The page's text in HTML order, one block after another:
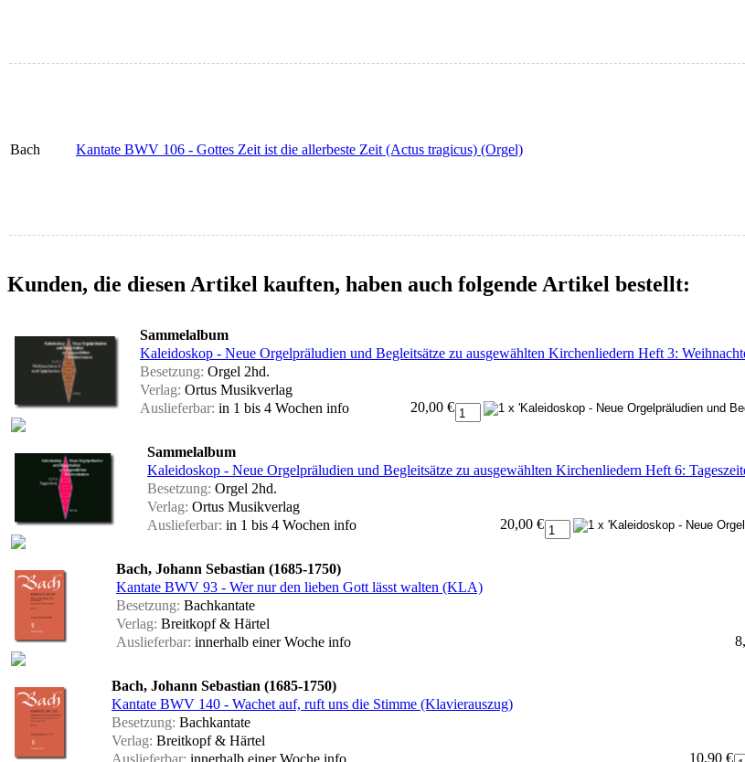
Bach Kantate BWV 106 - Gottes Zeit ist die allerbeste Zeit (Actus tragicus) (Orgel)
Kunden, die diesen Artikel kauften, haben auch folgende Artikel bestellt:
Sammelalbum
Kaleidoskop - Neue Orgelpräludien und Begleitsätze zu ausgewählten Kirchenliedern Heft 3:
Besetzung: Orgel 2hd.
Verlag: Ortus Musikverlag
Auslieferbar: in 1 bis 4 Wochen info
20,00 €
Sammelalbum
Kaleidoskop - Neue Orgelpräludien und Begleitsätze zu ausgewählten Kirchenliedern Heft 6:
Besetzung: Orgel 2hd.
Verlag: Ortus Musikverlag
Auslieferbar: in 1 bis 4 Wochen info
20,00 €
Bach, Johann Sebastian (1685-1750)
Kantate BWV 93 - Wer nur den lieben Gott lässt walten (KLA)
Besetzung: Bachkantate
Verlag: Breitkopf & Härtel
Auslieferbar: innerhalb einer Woche info
Bach, Johann Sebastian (1685-1750)
Kantate BWV 140 - Wachet auf, ruft uns die Stimme (Klavierauszug)
Besetzung: Bachkantate
Verlag: Breitkopf & Härtel
10,90 €